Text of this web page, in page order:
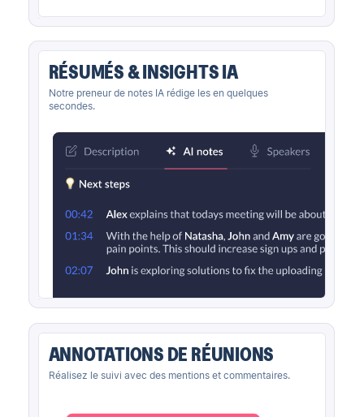
RÉSUMÉS & INSIGHTS IA
Notre preneur de notes IA rédige les en quelques
secondes.
ANNOTATIONS DE RÉUNIONS
Réalisez le suivi avec des mentions et commentaires.